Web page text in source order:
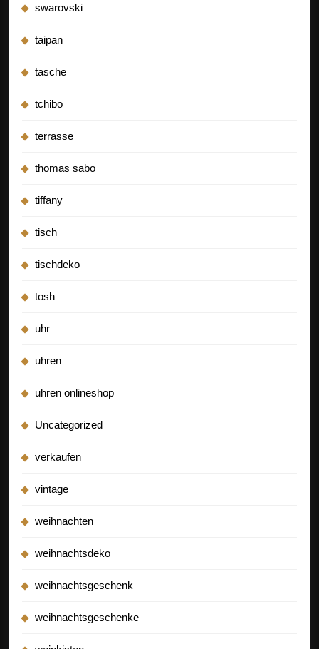
swarovski
taipan
tasche
tchibo
terrasse
thomas sabo
tiffany
tisch
tischdeko
tosh
uhr
uhren
uhren onlineshop
Uncategorized
verkaufen
vintage
weihnachten
weihnachtsdeko
weihnachtsgeschenk
weihnachtsgeschenke